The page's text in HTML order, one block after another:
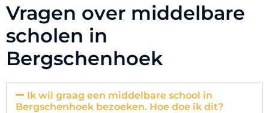
Vragen over middelbare
scholen in
Bergschenhoek
Ik wil graag een middelbare school in
Bergschenhoek bezoeken. Hoe doe ik dit?